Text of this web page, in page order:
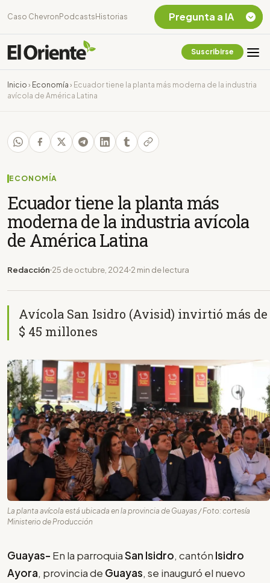
Caso Chevron Podcasts Historias
Suscribirse
Inicio › Economía › Ecuador tiene la planta más moderna de la industria
avícola de América Latina
ECONOMÍA
Ecuador tiene la planta más
moderna de la industria avícola
de América Latina
Redacción 25 de octubre, 2024 2 min de lectura
Avícola San Isidro (Avisid) invirtió más de
$ 45 millones
La planta avícola está ubicada en la provincia de Guayas / Foto: cortesía
Ministerio de Producción
Guayas- En la parroquiaSan Isidro, cantón Isidro
Ayora, provincia de Guayas, se inauguró el nuevo
Pregunta a IA
Chevron Ecuador